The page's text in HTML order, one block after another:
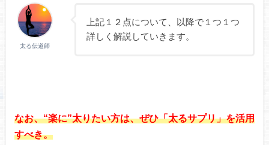
太る伝道師
上記１２点について、以降で１つ１つ
詳しく解説していきます。
なお、“楽に”太りたい方は、ぜひ「太るサプリ」を活用
すべき。